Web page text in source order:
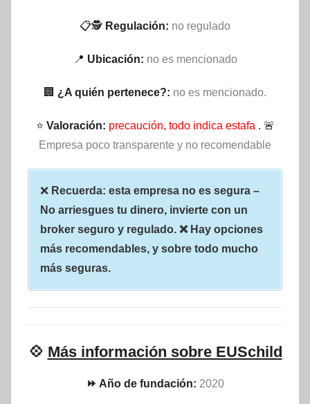
📋🕵 Regulación: no regulado
📍 Ubicación: no es mencionado
🏢 ¿A quién pertenece?: no es mencionado.
⭐ Valoración: precaución, todo indica estafa . 🚨
Empresa poco transparente y no recomendable
❌ Recuerda: esta empresa no es segura –
No arriesgues tu dinero, invierte con un
broker seguro y regulado. ❌ Hay opciones
más recomendables, y sobre todo mucho
más seguras.
💠 Más información sobre EUSchild
⏩ Año de fundación: 2020